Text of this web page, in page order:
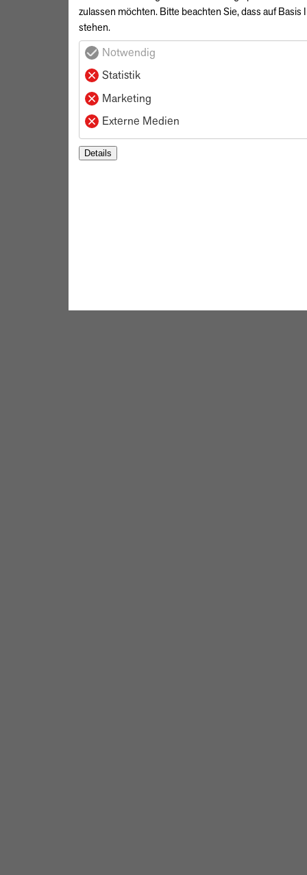
zulassen möchten. Bitte beachten Sie, dass auf
stehen.
Notwendig
Statistik
Marketing
Externe Medien
Details